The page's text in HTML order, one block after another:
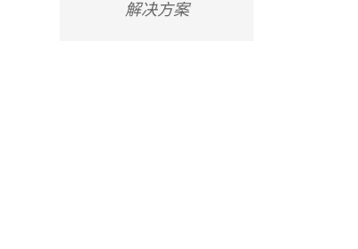
解决方案